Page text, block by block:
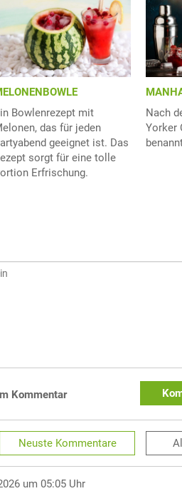
Bowlenrezept mit
das für jeden
geeignet ist. Das
sorgt für eine tolle
Erfrischung.
Nach
Yorker
Kommentar
Neuste Kommentare
um 05:05 Uhr